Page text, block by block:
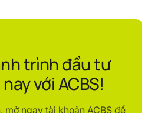
trình đầu tư
với ACBS!
mở ngay tài khoản ACBS để